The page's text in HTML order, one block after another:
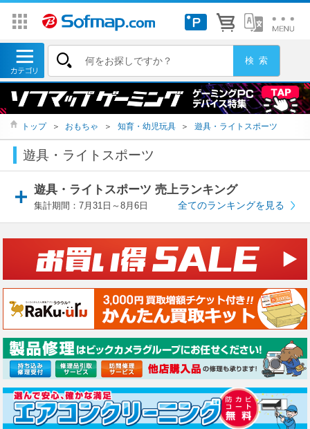
トップ ＞ おもちゃ ＞ 知育・幼児玩具 ＞ 遊具・ライトスポーツ
遊具・ライトスポーツ
遊具・ライトスポーツ 売上ランキング
集計期間：7月31日～8月6日 全てのランキングを見る